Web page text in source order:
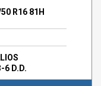
R16 81H
6 D.D.